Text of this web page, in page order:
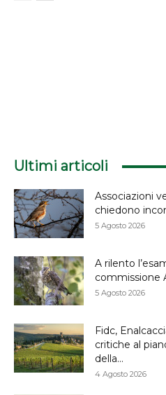
Ultimi articoli
Associazioni
chiedono
5 Agosto 2026
A rilento
commissione
5 Agosto 2026
Fidc,
critiche al
della...
4 Agosto 2026